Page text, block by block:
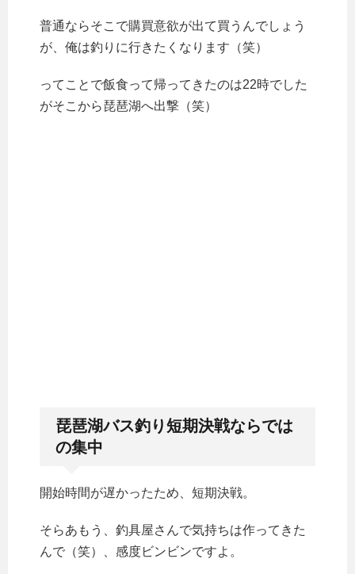
普通ならそこで購買意欲が出て買うんでしょう
が、俺は釣りに行きたくなります（笑）
ってことで飯食って帰ってきたのは22時でした
がそこから琵琶湖へ出撃（笑）
琵琶湖バス釣り短期決戦ならでは
の集中
開始時間が遅かったため、短期決戦。
そらあもう、釣具屋さんで気持ちは作ってきた
んで（笑）、感度ビンビンですよ。